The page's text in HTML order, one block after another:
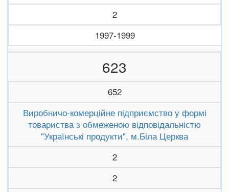
2
1997-1999
623
652
Виробничо-комерційне підприємство у формі
товариства з обмеженою відповідальністю
"Українські продукти", м.Біла Церква
2
2